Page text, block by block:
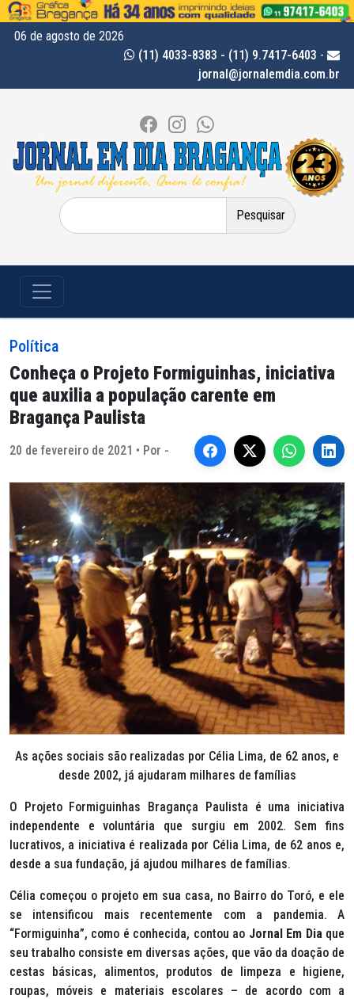
06 de agosto de 2026
(11) 4033-8383 - (11) 9.7417-6403 -
jornal@jornalemdia.com.br
Pesquisar
por:
Política
Conheça o Projeto Formiguinhas, iniciativa
que auxilia a população carente em
Bragança Paulista
20 de fevereiro de 2021 • Por -
As ações sociais são realizadas por Célia Lima, de 62 anos, e
desde 2002, já ajudaram milhares de famílias
O Projeto Formiguinhas Bragança Paulista é uma iniciativa
independente e voluntária que surgiu em 2002. Sem fins
lucrativos, a iniciativa é realizada por Célia Lima, de 62 anos e,
desde a sua fundação, já ajudou milhares de famílias.
Célia começou o projeto em sua casa, no Bairro do Toró, e ele
se intensificou mais recentemente com a pandemia. A
“Formiguinha”, como é conhecida, contou ao Jornal Em Diaque
seu trabalho consiste em diversas ações, que vão da doação de
cestas básicas, alimentos, produtos de limpeza e higiene,
roupas, móveis e materiais escolares – de acordo com a